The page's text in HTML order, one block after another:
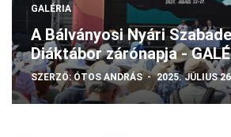
GALÉRIA
A Bálványosi Nyári
Diáktábor zárónapja -
SZERZŐ: ÓTOS ANDRÁS 2025. JÚLIUS